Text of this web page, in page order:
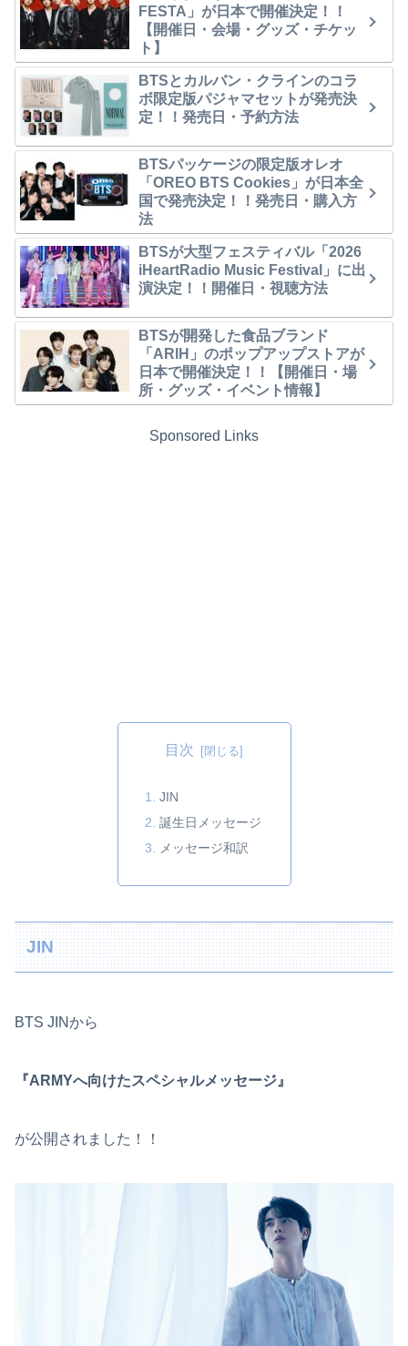
FESTA」が日本で開催決定！！
【開催日・会場・グッズ・チケッ
ト】
BTSとカルバン・クラインのコラ
ボ限定版パジャマセットが発売決
定！！発売日・予約方法
BTSパッケージの限定版オレオ
「OREO BTS Cookies」が日本全
国で発売決定！！発売日・購入方
法
BTSが大型フェスティバル「2026
iHeartRadio Music Festival」に出
演決定！！開催日・視聴方法
BTSが開発した食品ブランド
「ARIH」のポップアップストアが
日本で開催決定！！【開催日・場
所・グッズ・イベント情報】
Sponsored Links
目次
JIN
誕生日メッセージ
メッセージ和訳
JIN
BTS JINから
『ARMYへ向けたスペシャルメッセージ』
が公開されました！！